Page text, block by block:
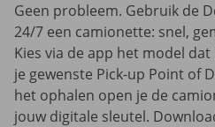
Geen probleem. Gebruik de
24/7 een camionette: snel,
Kies via de app het model
je gewenste Pick-up Point of
het ophalen open je de
jouw digitale sleutel.